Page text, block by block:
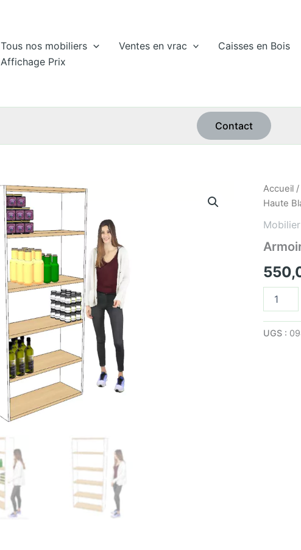
Tous nos mobiliers Ventes en vrac Caisses en Bois
Affichage Prix
Contact
Accueil /
Haute
quantité
de
Étagères
Haute
UGS :